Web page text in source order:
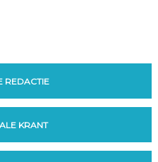
REDACTIE
KRANT